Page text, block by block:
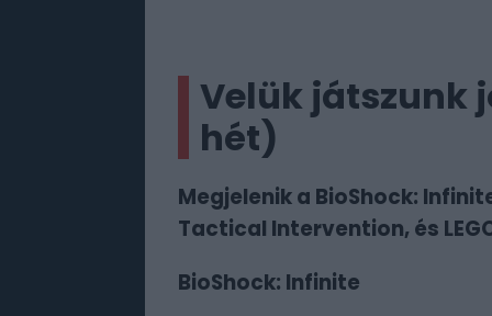
Velük játszunk
hét)
Megjelenik a BioShock:
Tactical Intervention, és
BioShock: Infinite